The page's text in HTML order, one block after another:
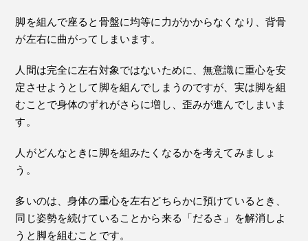
脚を組んで座ると骨盤に均等に力がかからなくなり、背骨
が左右に曲がってしまいます。
人間は完全に左右対象ではないために、無意識に重心を安
定させようとして脚を組んでしまうのですが、実は脚を組
むことで身体のずれがさらに増し、歪みが進んでしまいま
す。
人がどんなときに脚を組みたくなるかを考えてみましょ
う。
多いのは、身体の重心を左右どちらかに預けているとき、
同じ姿勢を続けていることから来る「だるさ」を解消しよ
うと脚を組むことです。